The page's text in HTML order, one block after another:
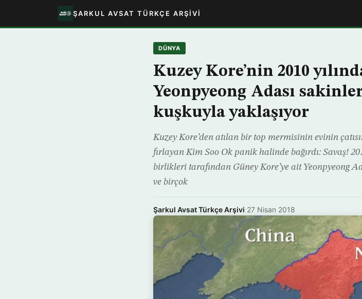
ŞARKUL AVSAT TÜRKÇE ARŞIVI
DÜNYA
Kuzey Kore’nin 2010
Yeonpyeong Adası
kuşkuyla yaklaşıyor
Kuzey Kore’den atılan bir top mermisinin evinin
fırlayan Kim Soo Ok panik halinde bağırdı: Savaş!
birlikleri tarafından Güney Kore’ye ait Yeonpyeong
ve birçok
Şarkul Avsat Türkçe Arşivi·27 Nisan 2018